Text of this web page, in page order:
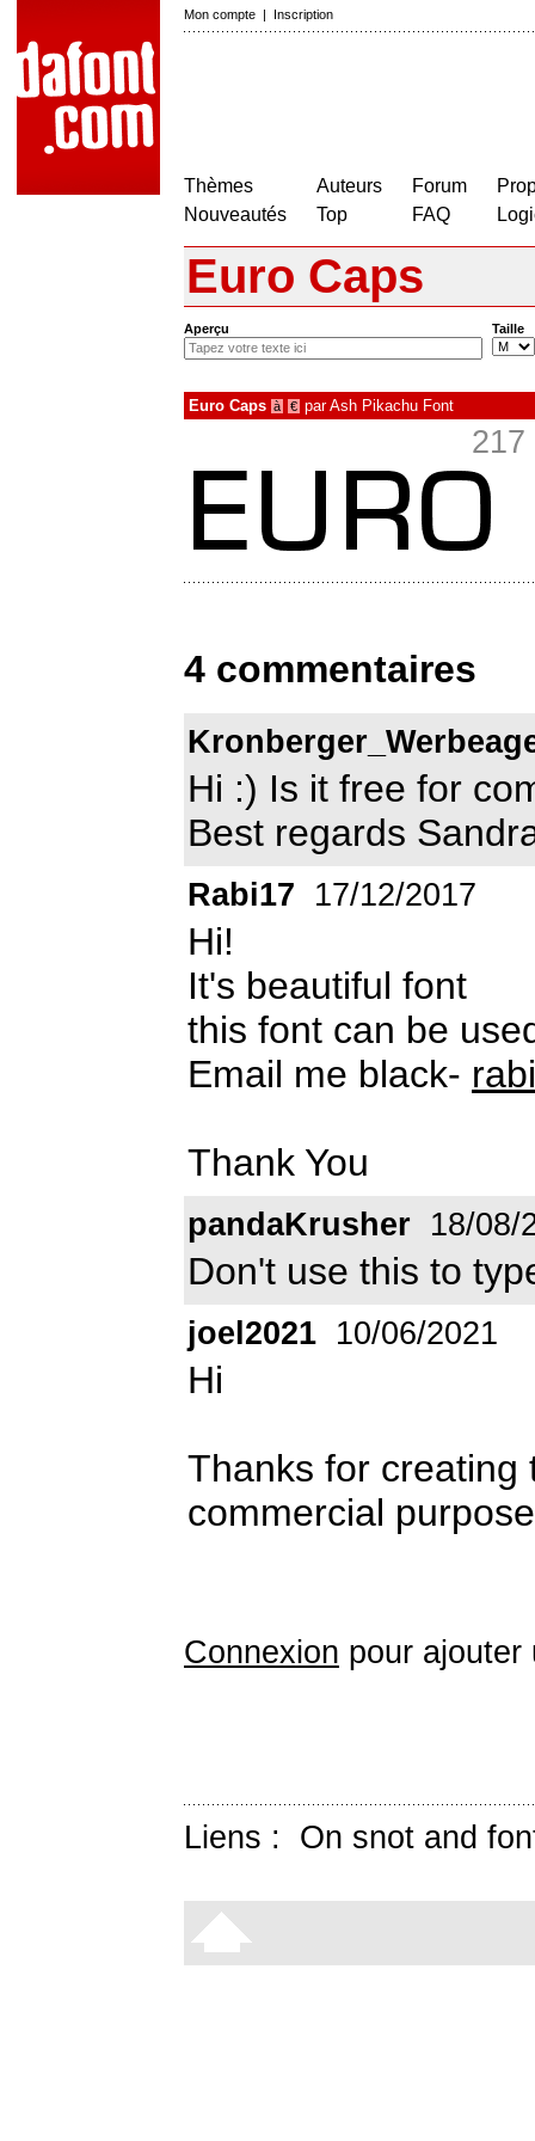
Mon compte | Inscription
Thèmes
Nouveautés
Auteurs
Top
Forum
FAQ
Euro Caps
Aperçu Taille
Euro Caps à € parAsh Pikachu Font
217
4 commentaires
Hi :) Is it free for
Best regards
Rabi17 17/12/2017
Hi!
It's beautiful font
this font can be
Email me black-
Thank You
pandaKrusher 18/08/
Don't use this to
joel2021 10/06/2021
Hi
Thanks for creating
commercial
Connexion pour ajouter
Liens : On snot and